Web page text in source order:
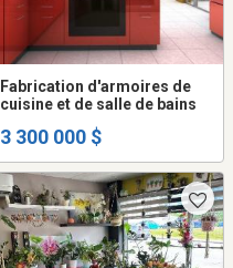
Fabrication d'armoires de
cuisine et de salle de bains
3 300 000 $